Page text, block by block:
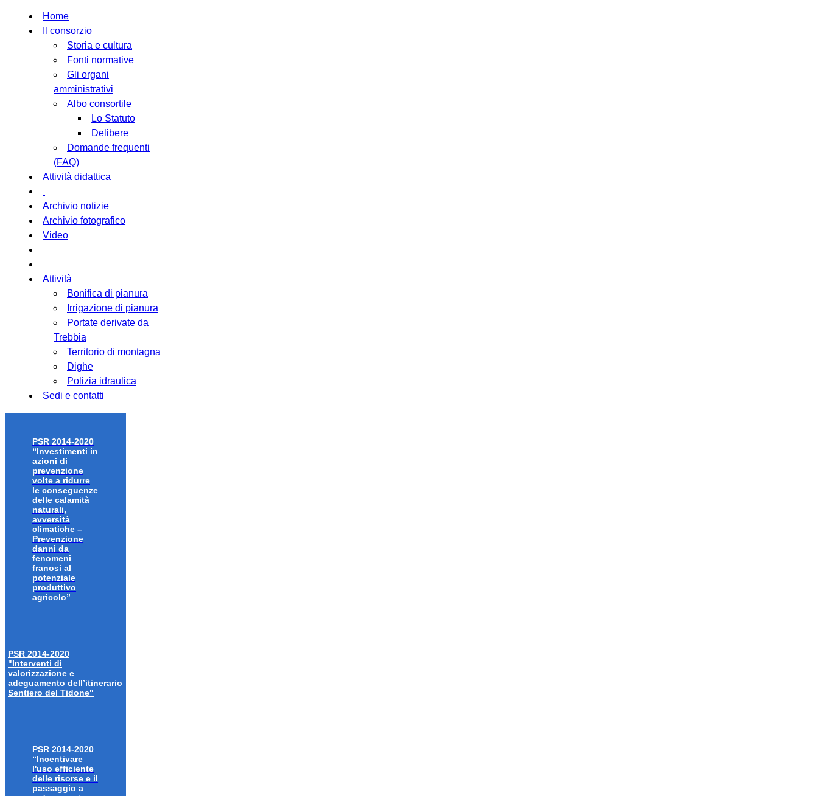
Home
Il consorzio
Storia e cultura
Fonti normative
Gli organi
amministrativi
Albo consortile
Lo Statuto
Delibere
Domande frequenti
(FAQ)
Attività didattica
Archivio notizie
Archivio fotografico
Video
Attività
Bonifica di pianura
Irrigazione di pianura
Portate derivate da
Trebbia
Territorio di montagna
Dighe
Polizia idraulica
Sedi e contatti
PSR 2014-2020
“Investimenti in
azioni di
prevenzione
volte a ridurre
le conseguenze
delle calamità
naturali,
avversità
climatiche –
Prevenzione
danni da
fenomeni
franosi al
potenziale
produttivo
agricolo”
PSR 2014-2020
"Interventi di
valorizzazione e
adeguamento dell’itinerario
Sentiero del Tidone"
PSR 2014-2020
“Incentivare
l'uso efficiente
delle risorse e il
passaggio a